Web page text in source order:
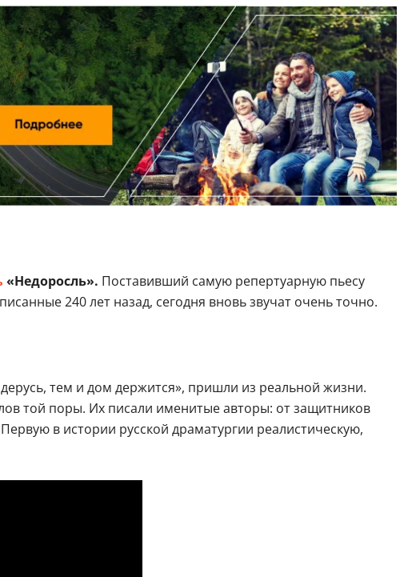
«Недоросль». Поставивший самую репертуарную пьесу
240 лет назад, сегодня вновь звучат очень точно.
тем и дом держится», пришли из реальной жизни.
той поры. Их писали именитые авторы: от защитников
в истории русской драматургии реалистическую,